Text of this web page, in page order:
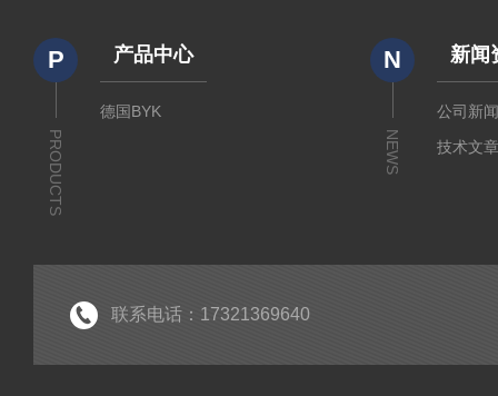
P
PRODUCTS
产品中心
德国BYK
N
NEWS
新闻
公司新
技术文
联系电话：17321369640